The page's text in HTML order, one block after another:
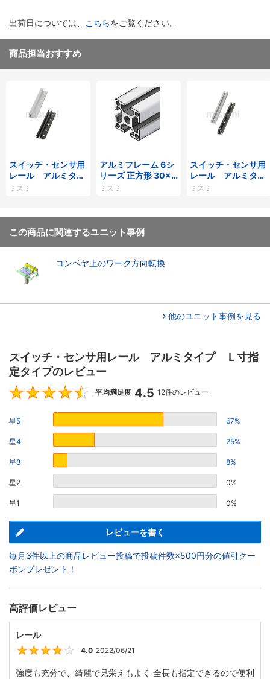
出荷日については、 こちらをご覧ください。
商品担当おすすめ
スイッチ・センサ用
レール アルミタイ
プ Ｌ寸指定 穴位
ミスミ
アルミフレーム 6シ
リーズ 正方形 30×3
0mm 1列溝 4面溝
ミスミ
スイッチ・センサ用
レール アルミタイ
プ Ｌ寸指定 穴位
ミスミ
この商品に関連するユニット事例
コンベヤ上のワーク方向転換
他のユニット事例を見る
スイッチ・センサ用レール アルミタイプ Ｌ寸指
定タイプのレビュー
4.5
平均満足度 4.5 12件のレビュー
星5 67%
星4 25%
星3 8%
星2 0%
星1 0%
レビューを書く
毎月3件以上の商品レビュー投稿で投稿件数×500円分の値引クー
ポンプレゼント！
高評価レビュー
レール
4.0 2022/06/21
強度も充分で、綺麗で見栄えもよく 全長も指定できるので便利